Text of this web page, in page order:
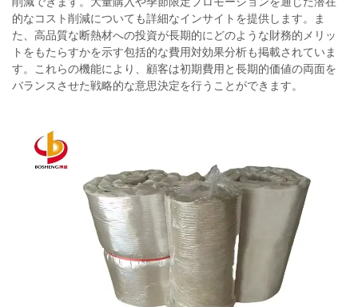
的なコスト削減についても詳細なインサイトを提供します。ま
た、高品質な断熱材への投資が長期的にどのような財務的メリッ
トをもたらすかを示す包括的な費用対効果分析も掲載されていま
す。これらの機能により、顧客は初期費用と長期的価値の両面を
バランスさせた戦略的な意思決定を行うことができます。